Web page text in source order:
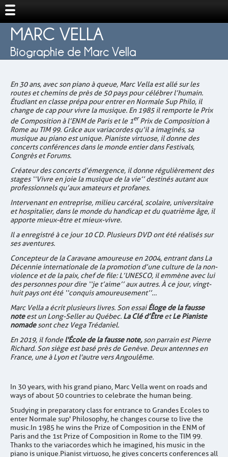
MARC VELLA
Biographie de Marc Vella
En 30 ans, avec son piano à queue, Marc Vella est allé sur les
routes et chemins de près de 50 pays pour célébrer l’humain.
Étudiant en classe prépa pour entrer en Normale Sup Philo, il
change de cap pour vivre la musique. En 1985 il remporte le Prix
de Composition à l’ENM de Paris et le 1er Prix de Composition à
Rome au TIM 99. Grâce aux variacordes qu’il a imaginés, sa
musique au piano est unique. Pianiste virtuose, il donne des
concerts conférences dans le monde entier dans Festivals,
Congrès et Forums.
Créateur des concerts d’émergence, il donne régulièrement des
stages ‘‘Vivre en joie la musique de la vie’’ destinés autant aux
professionnels qu’aux amateurs et profanes.
Intervenant en entreprise, milieu carcéral, scolaire, universitaire
et hospitalier, dans le monde du handicap et du quatrième âge, il
apporte mieux-être et mieux-vivre.
Il a enregistré à ce jour 10 CD. Plusieurs DVD ont été réalisés sur
ses aventures.
Concepteur de la Caravane amoureuse en 2004, entrant dans La
Décennie internationale de la promotion d’une culture de la non-
violence et de la paix, chef de file : L’UNESCO, il emmène avec lui
des personnes pour dire ‘‘je t’aime’’ aux autres. À ce jour, vingt-
huit pays ont été ‘‘conquis amoureusement’’…
Marc Vella a écrit plusieurs livres. Son essaiÉloge de la fausse
noteest un Long-Seller au Québec. La Clé d’ÊtreetLe Pianiste
nomadesont chez Vega Trédaniel.
En 2019, il fondel'École de la fausse note,son parrain est Pierre
Richard. Son siège est basé près de Genève. Deux antennes en
France, une à Lyon et l'autre vers Angoulême.
In 30 years, with his grand piano, Marc Vella went on roads and
ways of about 50 countries to celebrate the human being.
Studying in preparatory class for entrance to Grandes Ecoles to
enter Normale sup' Philosophy, he changes course to live the
music. In 1985 he wins the Prize of Composition in the ENM of
Paris and the 1st Prize of Composition in Rome to the TIM 99.
Thanks to the variacordes which he imagined, his music in the
piano is unique. Pianist virtuoso, he gives concerts conferences all